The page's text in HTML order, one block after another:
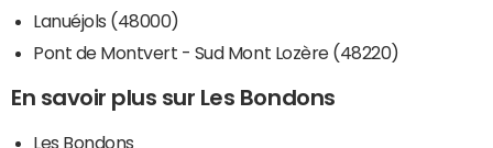
Lanuéjols (48000)
Pont de Montvert - Sud Mont Lozère (48220)
En savoir plus sur Les Bondons
Les Bondons